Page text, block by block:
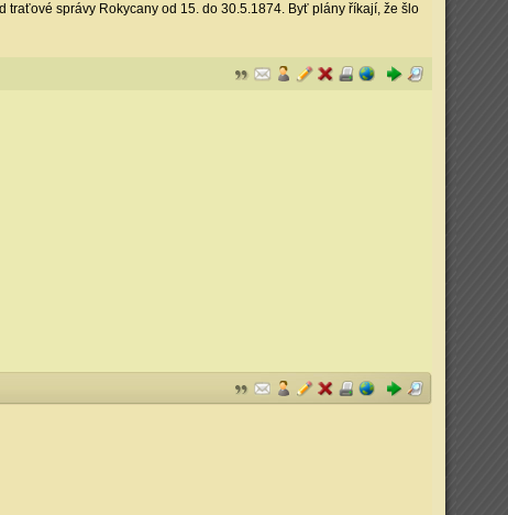
správy Rokycany od 15. do 30.5.1874. Byť plány říkají, že šlo